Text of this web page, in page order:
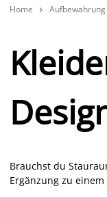
Home  Aufbewahrung
Brauchst du
Ergänzung zu einem